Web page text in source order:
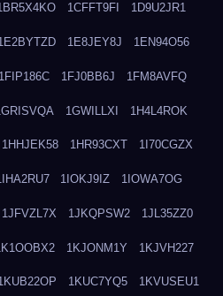
1CFFT9FI 1D9U2JR1
1E8JEY8J 1EN94O56
1FIP186C 1FJ0BB6J 1FM8AVFQ
1GWILLXI 1H4L4ROK
1HHJEK58 1HR93CXT 1I70CGZX
1IOKJ9IZ 1IOWA7OG
1JFVZL7X 1JKQPSW2 1JL35ZZ0
1KJONM1Y 1KJVH227
1KUC7YQ5 1KVUSEU1